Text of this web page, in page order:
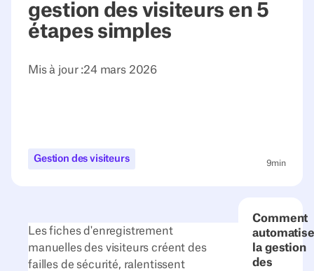
gestion des visiteurs en 5
étapes simples
Mis à jour :24 mars 2026
Gestion des visiteurs 9min
Comment
la gestion
des
Les fiches d'enregistrement
manuelles des visiteurs créent des
failles de sécurité, ralentissent